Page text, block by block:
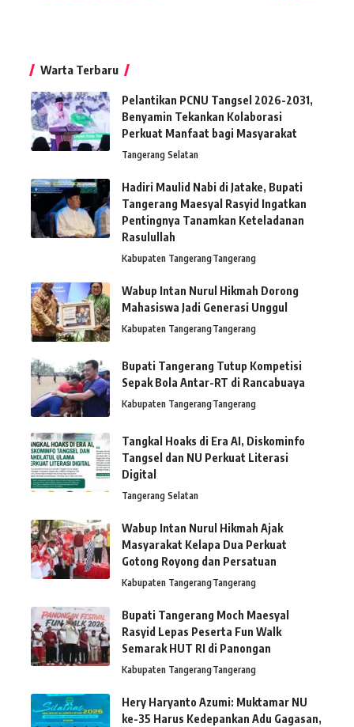
Warta Terbaru
Pelantikan PCNU Tangsel 2026-2031,
Benyamin Tekankan Kolaborasi
Perkuat Manfaat bagi Masyarakat
Tangerang Selatan
Hadiri Maulid Nabi di Jatake, Bupati
Tangerang Maesyal Rasyid Ingatkan
Pentingnya Tanamkan Keteladanan
Rasulullah
Kabupaten TangerangTangerang
Wabup Intan Nurul Hikmah Dorong
Mahasiswa Jadi Generasi Unggul
Kabupaten TangerangTangerang
Bupati Tangerang Tutup Kompetisi
Sepak Bola Antar-RT di Rancabuaya
Kabupaten TangerangTangerang
Tangkal Hoaks di Era AI, Diskominfo
Tangsel dan NU Perkuat Literasi
Digital
Tangerang Selatan
Wabup Intan Nurul Hikmah Ajak
Masyarakat Kelapa Dua Perkuat
Gotong Royong dan Persatuan
Kabupaten TangerangTangerang
Bupati Tangerang Moch Maesyal
Rasyid Lepas Peserta Fun Walk
Semarak HUT RI di Panongan
Kabupaten TangerangTangerang
Hery Haryanto Azumi: Muktamar NU
ke-35 Harus Kedepankan Adu Gagasan,